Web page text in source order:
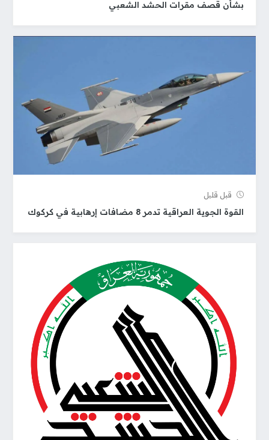
بشأن قصف مقرات الحشد الشعبي
قبل قلیل
القوة الجوية العراقية تدمر 8 مضافات إرهابية في كركوك